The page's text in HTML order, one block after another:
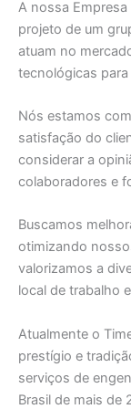
A nossa
projeto de um
atuam no
tecnológicas
Nós estamos
satisfação do
considerar a
colaboradores e
Buscamos
otimizando
valorizamos a
local de trabalho
Atualmente o
prestígio e
serviços de
Brasil de mais de